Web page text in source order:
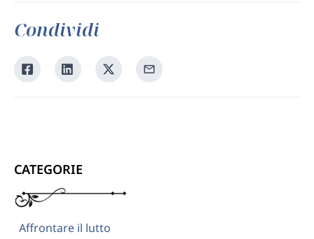
Condividi
Condividi
su
Condividi
su
Condividi
su
Condividi
tramite
CATEGORIE
Affrontare il lutto